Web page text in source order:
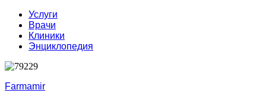
Услуги
Врачи
Клиники
Энциклопедия
Farmamir